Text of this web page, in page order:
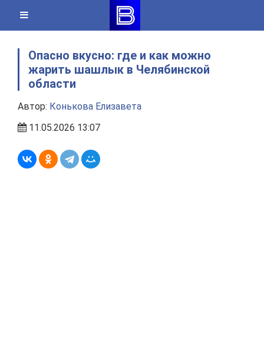
content
Опасно вкусно: где и как можно
жарить шашлык в Челябинской
области
Автор: Конькова Елизавета
11.05.2026 13:07